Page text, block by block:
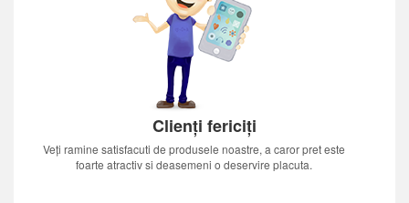
Clienți fericiți
Veți ramine satisfacuti de produsele noastre, a caror pret este
foarte atractiv si deasemeni o deservire placuta.